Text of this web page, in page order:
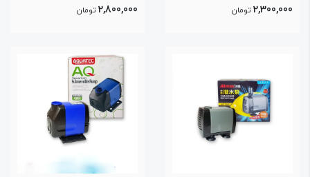
تومان 2,800,000 تومان